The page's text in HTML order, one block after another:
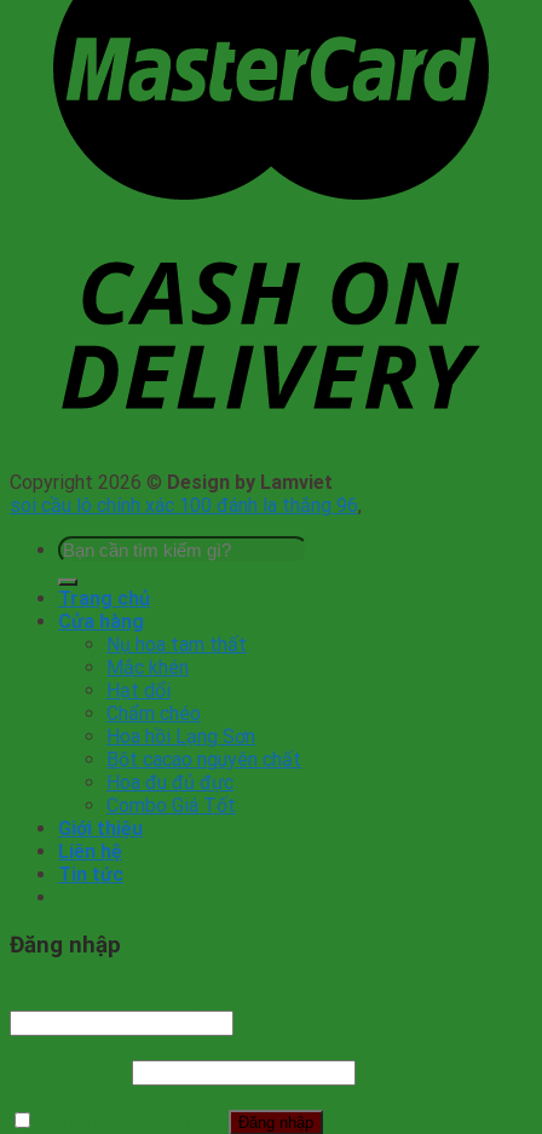
Copyright 2026 © Design by Lamviet
soi cầu lô chính xác 100 đánh la thắng 96,
Tìm
kiếm:
Trang chủ
Cửa hàng
Nụ hoa tam thất
Mắc khén
Hạt dổi
Chẩm chéo
Hoa hồi Lạng Sơn
Bột cacao nguyên chất
Hoa đu đủ đực
Combo Giá Tốt
Giới thiệu
Liên hệ
Tin tức
Đăng nhập
Đăng nhập